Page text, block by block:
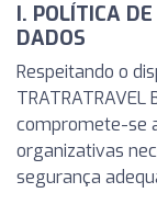
I. POLÍTICA
DADOS
Respeitando o
compromete-se
organizativas
segurança